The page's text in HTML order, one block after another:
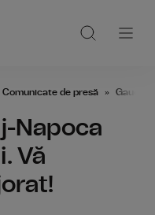
Comunicate de presă
Napoca
Vă